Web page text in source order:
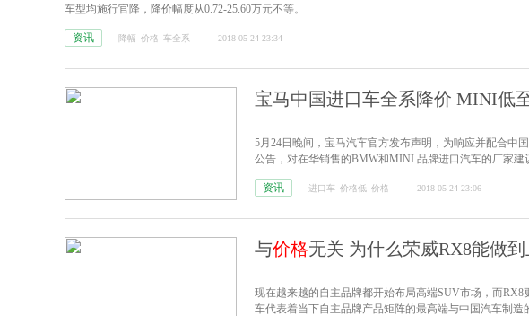
车型均施行官降，降价幅度从0.72-25.60万元不等。
资讯 降幅 价格 车全系 2018-05-24 23:34
宝马中国进口车全系降价 MINI低
5月24日晚间，宝马汽车官方发布声明，为响应并配合中
公告，对在华销售的BMW和MINI 品牌进口汽车的厂家建
资讯
进口车 价格低 价格 2018-05-24 23:06
与价格无关 为什么荣威RX8能做
现在越来越的自主品牌都开始布局高端SUV市场，而
车代表着当下自主品牌产品矩阵的最高端与中国汽车制